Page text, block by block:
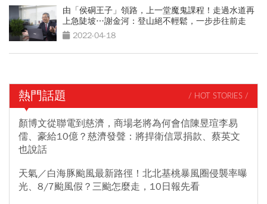
由「侯硐王子」領路，上一堂魔鬼課程！走過水道再
上急陡坡…謝金河：登山絕不輕鬆，一步步往前走
2022-04-18
熱門話題 / HOT STORIES /
顏博文從聯電到慈濟，商場老將為何會信陳昱瑄李易
儒、豪給10億？慈濟發聲：將捍衛信眾捐款、蔡英文
也說話
天氣／白海豚颱風最新路徑！北北基桃暴風圈侵襲率曝
光、8/7颱風假？三颱怎麼走，10日報先看